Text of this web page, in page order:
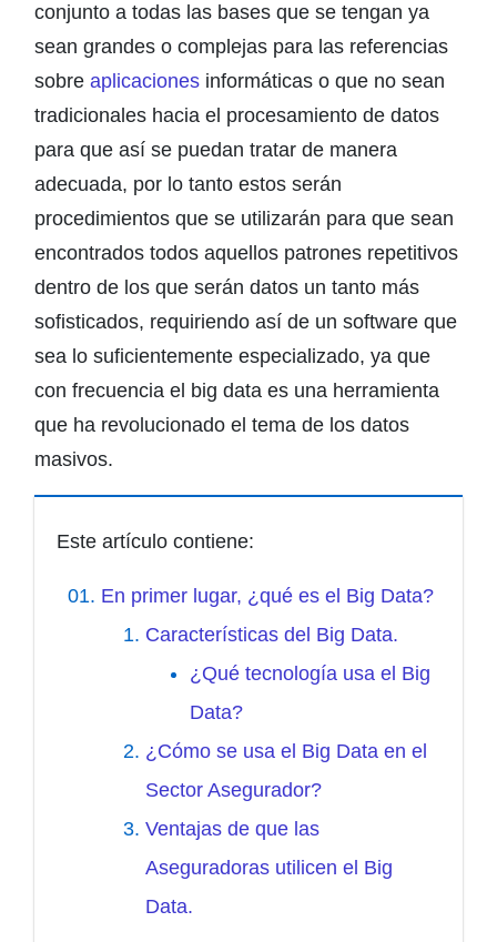
conjunto a todas las bases que se tengan ya
sean grandes o complejas para las referencias
sobre aplicaciones informáticas o que no sean
tradicionales hacia el procesamiento de datos
para que así se puedan tratar de manera
adecuada, por lo tanto estos serán
procedimientos que se utilizarán para que sean
encontrados todos aquellos patrones repetitivos
dentro de los que serán datos un tanto más
sofisticados, requiriendo así de un software que
sea lo suficientemente especializado, ya que
con frecuencia el big data es una herramienta
que ha revolucionado el tema de los datos
masivos.
Este artículo contiene:
En primer lugar, ¿qué es el Big Data?
Características del Big Data.
¿Qué tecnología usa el Big
Data?
¿Cómo se usa el Big Data en el
Sector Asegurador?
Ventajas de que las
Aseguradoras utilicen el Big
Data.